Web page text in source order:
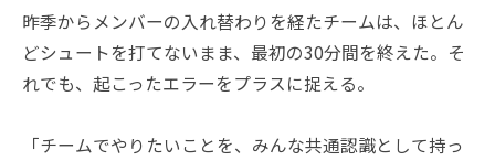
昨季からメンバーの入れ替わりを経たチームは、ほとん
どシュートを打てないまま、最初の30分間を終えた。そ
れでも、起こったエラーをプラスに捉える。
「チームでやりたいことを、みんな共通認識として持っ